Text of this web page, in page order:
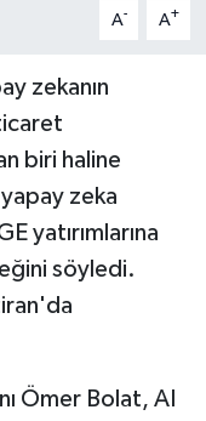
A- A+
zekanın
biri haline
zeka
yatırımlarına
söyledi.
Ömer Bolat, AI